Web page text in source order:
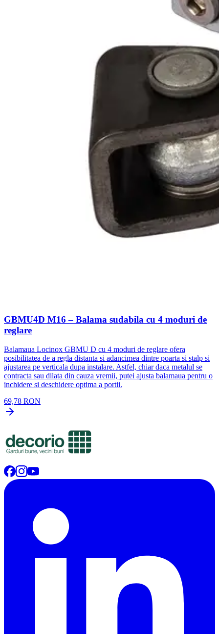
GBMU4D M16 – Balama sudabila cu 4 moduri de
reglare
Balamaua Locinox GBMU D cu 4 moduri de reglare ofera
posibilitatea de a regla distanta si adancimea dintre poarta si stalp si
ajustarea pe verticala dupa instalare. Astfel, chiar daca metalul se
contracta sau dilata din cauza vremii, putei ajusta balamaua pentru o
inchidere si deschidere optima a portii.
69,78 RON